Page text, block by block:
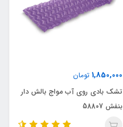
1,850,000 تومان
تشک بادی روی آب مواج بالش دار
بنفش 58807